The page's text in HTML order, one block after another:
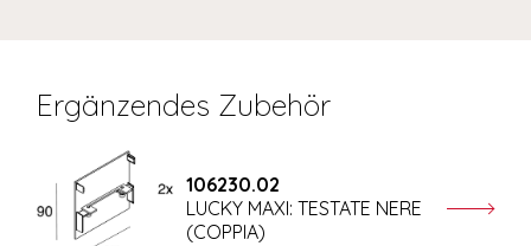
Ergänzendes Zubehör
106230.02
LUCKY MAXI: TESTATE NERE
(COPPIA)